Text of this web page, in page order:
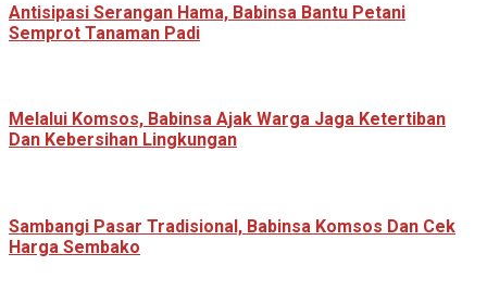
Antisipasi Serangan Hama, Babinsa Bantu Petani
Semprot Tanaman Padi
Melalui Komsos, Babinsa Ajak Warga Jaga Ketertiban
Dan Kebersihan Lingkungan
Sambangi Pasar Tradisional, Babinsa Komsos Dan Cek
Harga Sembako